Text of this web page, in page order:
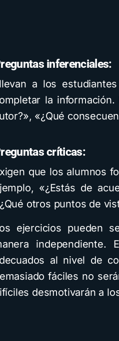
inferenciales:
llevan a los
la
«¿Qué
críticas:
que los alumnos
«¿Estás de
otros puntos de
ejercicios pueden
independiente.
al nivel de
fáciles no
desmotivarán a